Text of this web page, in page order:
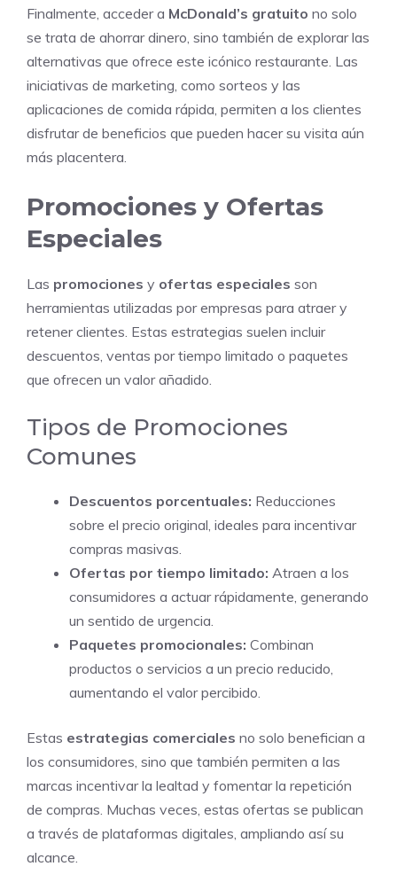
Finalmente, acceder a McDonald’s gratuito no solo
se trata de ahorrar dinero, sino también de explorar las
alternativas que ofrece este icónico restaurante. Las
iniciativas de marketing, como sorteos y las
aplicaciones de comida rápida, permiten a los clientes
disfrutar de beneficios que pueden hacer su visita aún
más placentera.
Promociones y Ofertas
Especiales
Las promociones y ofertas especiales son
herramientas utilizadas por empresas para atraer y
retener clientes. Estas estrategias suelen incluir
descuentos, ventas por tiempo limitado o paquetes
que ofrecen un valor añadido.
Tipos de Promociones
Comunes
Descuentos porcentuales: Reducciones
sobre el precio original, ideales para incentivar
compras masivas.
Ofertas por tiempo limitado: Atraen a los
consumidores a actuar rápidamente, generando
un sentido de urgencia.
Paquetes promocionales: Combinan
productos o servicios a un precio reducido,
aumentando el valor percibido.
Estas estrategias comerciales no solo benefician a
los consumidores, sino que también permiten a las
marcas incentivar la lealtad y fomentar la repetición
de compras. Muchas veces, estas ofertas se publican
a través de plataformas digitales, ampliando así su
alcance.